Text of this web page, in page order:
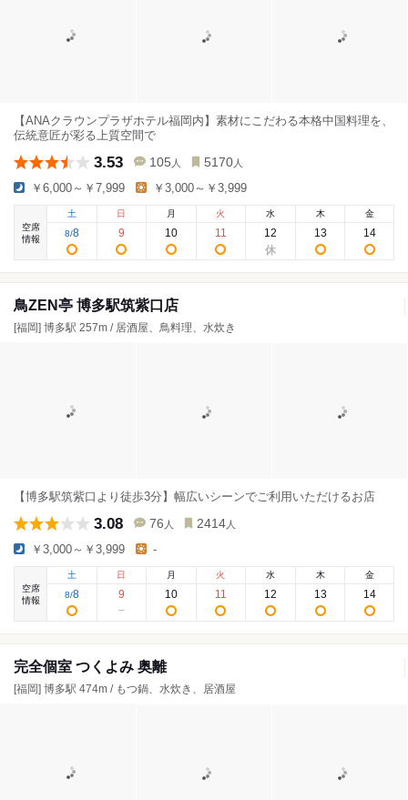
【ANAクラウンプラザホテル福岡内】素材にこだわる本格中国料理を、
伝統意匠が彩る上質空間で
3.53 105 人 5170 人
￥6,000～￥7,999 ￥3,000～￥3,999
空席
情報
土
8/8
日
9
月
10
火
11
水
12
木
13
金
14
鳥ZEN亭 博多駅筑紫口店
[福岡] 博多駅 257m / 居酒屋、鳥料理、水炊き
【博多駅筑紫口より徒歩3分】幅広いシーンでご利用いただけるお店
3.08 76 人 2414 人
￥3,000～￥3,999 -
空席
情報
土
8/8
日
9
月
10
火
11
水
12
木
13
金
14
完全個室 つくよみ 奥離
[福岡] 博多駅 474m / もつ鍋、水炊き、居酒屋